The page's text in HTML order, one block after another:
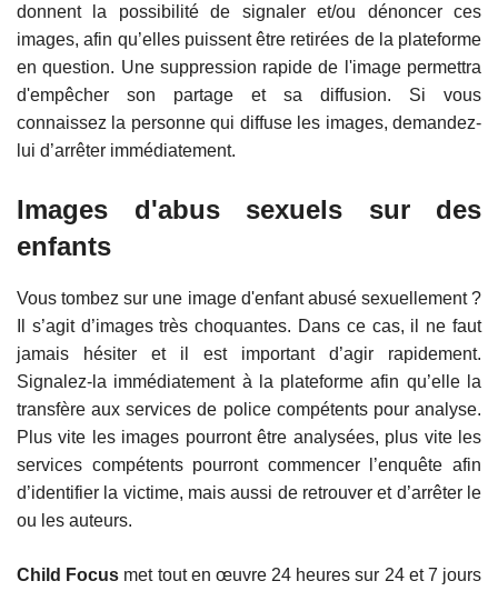
donnent la possibilité de signaler et/ou dénoncer ces
images, afin qu’elles puissent être retirées de la plateforme
en question. Une suppression rapide de l'image permettra
d'empêcher son partage et sa diffusion. Si vous
connaissez la personne qui diffuse les images, demandez-
lui d’arrêter immédiatement.
Images d'abus sexuels sur des
enfants
Vous tombez sur une image d'enfant abusé sexuellement ?
Il s’agit d’images très choquantes. Dans ce cas, il ne faut
jamais hésiter et il est important d’agir rapidement.
Signalez-la immédiatement à la plateforme afin qu’elle la
transfère aux services de police compétents pour analyse.
Plus vite les images pourront être analysées, plus vite les
services compétents pourront commencer l’enquête afin
d’identifier la victime, mais aussi de retrouver et d’arrêter le
ou les auteurs.
Child Focus met tout en œuvre 24 heures sur 24 et 7 jours